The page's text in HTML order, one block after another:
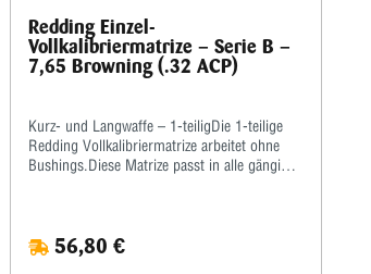
Redding Einzel-
Vollkalibriermatrize – Serie B –
7,65 Browning (.32 ACP)
Kurz- und Langwaffe – 1-teiligDie 1-teilige
Redding Vollkalibriermatrize arbeitet ohne
Bushings.Diese Matrize passt in alle gängigen
empfehlen, hierzu ein gutes wasserlösliches
Kalibrierfett (kein Graphit!) zu verwenden.Die
56,80 €